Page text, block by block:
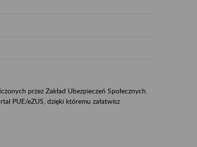
przez Zakład Ubezpieczeń Społecznych.
PUE/eZUS, dzięki któremu załatwisz